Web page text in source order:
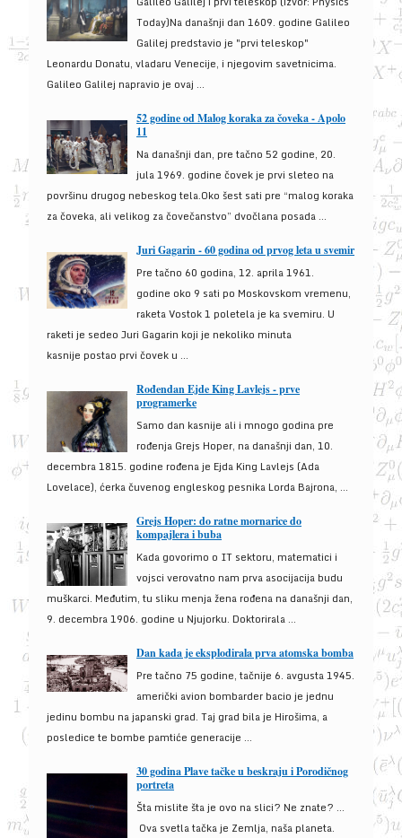
Today)Na današnji dan 1609. godine Galileo
Galilej predstavio je "prvi teleskop"
Leonardu Donatu, vladaru Venecije, i njegovim savetnicima.
Galileo Galilej napravio je ovaj ...
52 godine od Malog koraka za čoveka - Apolo
11
Na današnji dan, pre tačno 52 godine, 20.
jula 1969. godine čovek je prvi sleteo na
površinu drugog nebeskog tela.Oko šest sati pre “malog koraka
za čoveka, ali velikog za čovečanstvo” dvočlana posada ...
Juri Gagarin - 60 godina od prvog leta u svemir
Pre tačno 60 godina, 12. aprila 1961.
godine oko 9 sati po Moskovskom vremenu,
raketa Vostok 1 poletela je ka svemiru. U
raketi je sedeo Juri Gagarin koji je nekoliko minuta
kasnije postao prvi čovek u ...
Rođendan Ejde King Lavlejs - prve
programerke
Samo dan kasnije ali i mnogo godina pre
rođenja Grejs Hoper, na današnji dan, 10.
decembra 1815. godine rođena je Ejda King Lavlejs (Ada
Lovelace), ćerka čuvenog engleskog pesnika Lorda Bajrona, ...
Grejs Hoper: do ratne mornarice do
kompajlera i buba
Kada govorimo o IT sektoru, matematici i
vojsci verovatno nam prva asocijacija budu
muškarci. Međutim, tu sliku menja žena rođena na današnji dan,
9. decembra 1906. godine u Njujorku. Doktorirala ...
Dan kada je eksplodirala prva atomska bomba
Pre tačno 75 godine, tačnije 6. avgusta 1945.
američki avion bombarder bacio je jednu
jedinu bombu na japanski grad. Taj grad bila je Hirošima, a
posledice te bombe pamtiće generacije ...
30 godina Plave tačke u beskraju i Porodičnog
portreta
Šta mislite šta je ovo na slici? Ne znate? …
Ova svetla tačka je Zemlja, naša planeta.